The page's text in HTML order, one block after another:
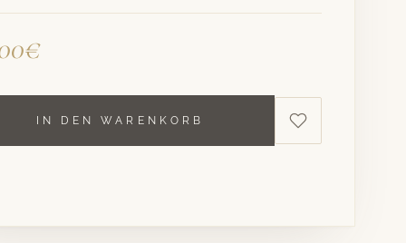
IN DEN WARENKORB